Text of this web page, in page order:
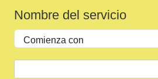
Nombre del servicio
Operador